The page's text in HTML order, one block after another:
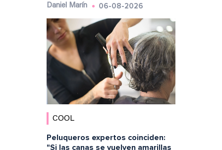
Daniel Marín 06-08-2026
COOL
Peluqueros expertos coinciden:
"Si las canas se vuelven amarillas